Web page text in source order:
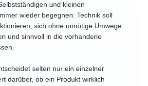
und kleinen
wieder begegnen: Technik soll
sich ohne unnötige Umwege
und sinnvoll in die vorhandene
selten nur ein einzelner
darüber, ob ein Produkt wirklich